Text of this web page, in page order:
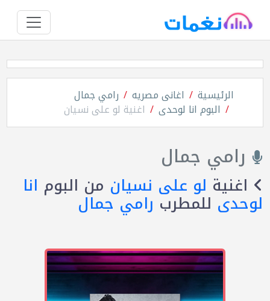
الرئيسية اغانى مصريه رامي جمال
البوم انا لوحدى اغنية لو على نسيان
رامي جمال
اغنية لو على نسيان من البوم انا
لوحدى للمطرب رامي جمال